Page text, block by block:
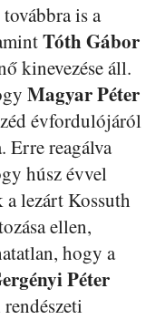
is a
Tóth Gábor
kinevezése áll.
Magyar Péter
évfordulójáról
Erre reagálva
húsz évvel
lezárt Kossuth
ellen,
hogy a
Péter